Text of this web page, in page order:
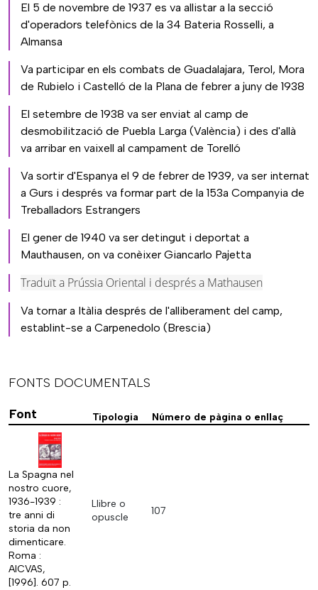
El 5 de novembre de 1937 es va allistar a la secció
d'operadors telefònics de la 34 Bateria Rosselli, a
Almansa
Va participar en els combats de Guadalajara, Terol, Mora
de Rubielo i Castelló de la Plana de febrer a juny de 1938
El setembre de 1938 va ser enviat al camp de
desmobilització de Puebla Larga (València) i des d'allà
va arribar en vaixell al campament de Torelló
Va sortir d'Espanya el 9 de febrer de 1939, va ser internat
a Gurs i després va formar part de la 153a Companyia de
Treballadors Estrangers
El gener de 1940 va ser detingut i deportat a
Mauthausen, on va conèixer Giancarlo Pajetta
Traduït a Prússia Oriental i després a Mathausen
Va tornar a Itàlia després de l'alliberament del camp,
establint-se a Carpenedolo (Brescia)
FONTS DOCUMENTALS
Font
Tipologia Número de pàgina o enllaç
La Spagna nel
nostro cuore,
1936-1939 :
tre anni di
storia da non
dimenticare.
Roma :
AICVAS,
[1996]. 607 p.
Llibre o
opuscle
107